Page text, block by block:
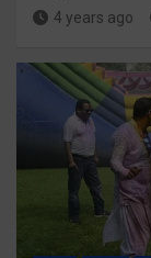
4 years ago